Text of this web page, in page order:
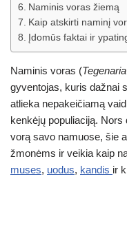
Naminis voras žiemą
Kaip atskirti naminį
Įdomūs faktai ir
Naminis voras (
gyventojas, kuris dažnai
atlieka nepakeičiamą
kenkėjų populiaciją.
vorą savo namuose, šie
žmonėms ir veikia kaip
muses, uodus, kandis ir